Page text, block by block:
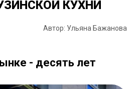
КУХНИ
Автор: Ульяна Бажанова
- десять лет